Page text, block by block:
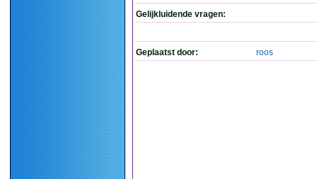
Gelijkluidende vragen:
Geplaatst door: roos